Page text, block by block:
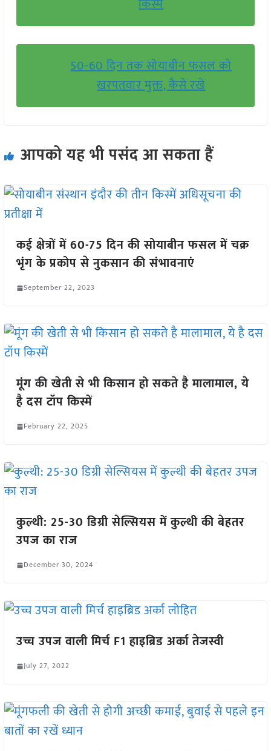
किस्में
50-60 दिन तक सोयाबीन फसल को
खरपतवार मुक्त, कैसे रखे
आपको यह भी पसंद आ सकता हैं
कई क्षेत्रों में 60-75 दिन की सोयाबीन फसल में चक्र
भृंग के प्रकोप से नुकसान की संभावनाएं
September 22, 2023
मूंग की खेती से भी किसान हो सकते है मालामाल, ये
है दस टॉप किस्में
February 22, 2025
कुल्थी: 25-30 डिग्री सेल्सियस में कुल्थी की बेहतर
उपज का राज
December 30, 2024
उच्च उपज वाली मिर्च F1 हाइब्रिड अर्का तेजस्वी
July 27, 2022